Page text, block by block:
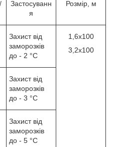
Застосуванн
я
Розмір, м
Захист від
заморозків
до - 2 °C
1,6х100
3,2х100
Захист від
заморозків
до - 3 °C
Захист від
заморозків
до - 5 °C